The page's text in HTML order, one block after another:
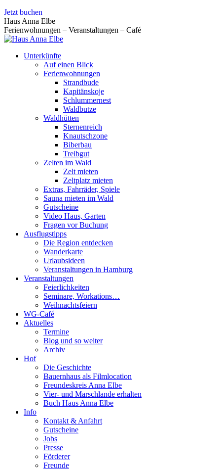
Zum
Inhalt
springen
Jetzt buchen
Haus Anna Elbe
Ferienwohnungen – Veranstaltungen – Café
Unterkünfte
Auf einen Blick
Ferienwohnungen
Strandbude
Kapitänskoje
Schlummernest
Waldbutze
Waldhütten
Sternenreich
Knautschzone
Biberbau
Treibgut
Zelten im Wald
Zelt mieten
Zeltplatz mieten
Extras, Fahrräder, Spiele
Sauna mieten im Wald
Gutscheine
Video Haus, Garten
Fragen vor Buchung
Ausflugstipps
Die Region entdecken
Wanderkarte
Urlaubsideen
Veranstaltungen in Hamburg
Veranstaltungen
Feierlichkeiten
Seminare, Workations…
Weihnachtsfeiern
WG-Café
Aktuelles
Termine
Blog und so weiter
Archiv
Hof
Die Geschichte
Bauernhaus als Filmlocation
Freundeskreis Anna Elbe
Vier- und Marschlande erhalten
Buch Haus Anna Elbe
Info
Kontakt & Anfahrt
Gutscheine
Jobs
Presse
Förderer
Freunde